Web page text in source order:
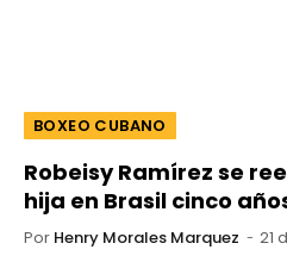
BOXEO CUBANO
Robeisy Ramírez se
hija en Brasil cinco
Por Henry Morales Marquez 21